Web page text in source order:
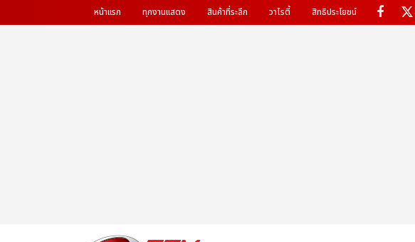
หน้าแรก ทุกงานแสดง สินค้าที่ระลึก วาไรตี้ สิทธิประโยชน์